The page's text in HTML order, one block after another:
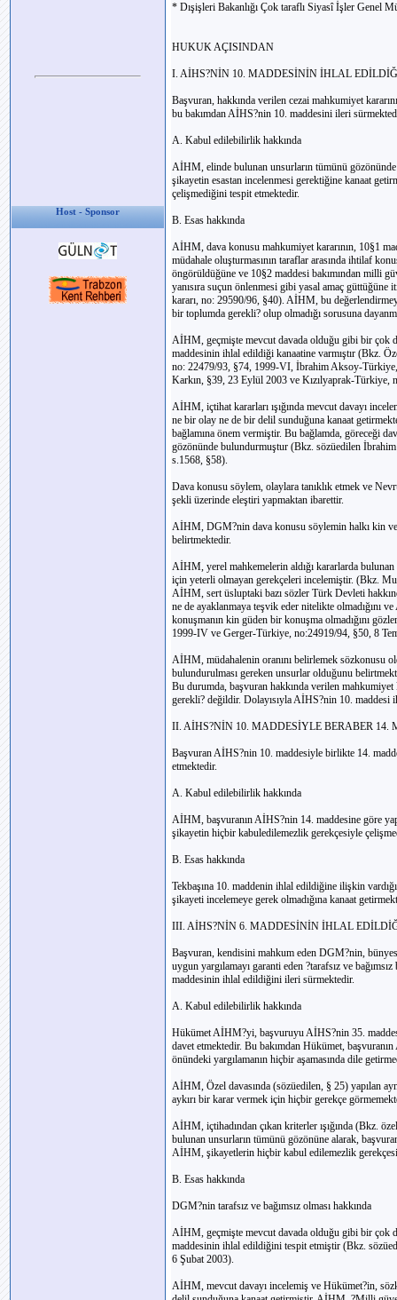
Host - Sponsor
* Dışişleri Bakanlığı Çok taraflı Siyasî İşler Genel
HUKUK AÇISINDAN
I. AİHS?NİN 10. MADDESİNİN İHLAL
Başvuran, hakkında verilen cezai mahkumiyet
bu bakımdan AİHS?nin 10. maddesini ileri
A. Kabul edilebilirlik hakkında
AİHM, elinde bulunan unsurların tümünü
şikayetin esastan incelenmesi gerektiğine kanaat
çelişmediğini tespit etmektedir.
B. Esas hakkında
AİHM, dava konusu mahkumiyet kararının, 10§1
müdahale oluşturmasının taraflar arasında ihtilaf
öngörüldüğüne ve 10§2 maddesi bakımından milli
yanısıra suçun önlenmesi gibi yasal amaç
kararı, no: 29590/96, §40). AİHM, bu
bir toplumda gerekli? olup olmadığı sorusuna
AİHM, geçmişte mevcut davada olduğu gibi bir çok
maddesinin ihlal edildiği kanaatine varmıştır (Bkz.
no: 22479/93, §74, 1999-VI, İbrahim Aksoy-
Karkın, §39, 23 Eylül 2003 ve Kızılyaprak-Türkiye,
AİHM, içtihat kararları ışığında mevcut davayı
ne bir olay ne de bir delil sunduğuna kanaat
bağlamına önem vermiştir. Bu bağlamda, göreceği
gözönünde bulundurmuştur (Bkz. sözüedilen
s.1568, §58).
Dava konusu söylem, olaylara tanıklık etmek ve
şekli üzerinde eleştiri yapmaktan ibarettir.
AİHM, DGM?nin dava konusu söylemin halkı kin
belirtmektedir.
AİHM, yerel mahkemelerin aldığı kararlarda
için yeterli olmayan gerekçeleri incelemiştir. (Bkz.
AİHM, sert üsluptaki bazı sözler Türk Devleti
ne de ayaklanmaya teşvik eder nitelikte olmadığını
konuşmanın kin güden bir konuşma olmadığını
1999-IV ve Gerger-Türkiye, no:24919/94, §50, 8
AİHM, müdahalenin oranını belirlemek sözkonusu
bulundurulması gereken unsurlar olduğunu
Bu durumda, başvuran hakkında verilen mahkumiyet
gerekli? değildir. Dolayısıyla AİHS?nin 10. maddesi
II. AİHS?NİN 10. MADDESİYLE BERABER
Başvuran AİHS?nin 10. maddesiyle birlikte 14.
etmektedir.
A. Kabul edilebilirlik hakkında
AİHM, başvuranın AİHS?nin 14. maddesine göre
şikayetin hiçbir kabuledilemezlik gerekçesiyle
B. Esas hakkında
Tekbaşına 10. maddenin ihlal edildiğine ilişkin
şikayeti incelemeye gerek olmadığına kanaat
III. AİHS?NİN 6. MADDESİNİN İHLAL
Başvuran, kendisini mahkum eden DGM?nin,
uygun yargılamayı garanti eden ?tarafsız ve
maddesinin ihlal edildiğini ileri sürmektedir.
A. Kabul edilebilirlik hakkında
Hükümet AİHM?yi, başvuruyu AİHS?nin 35.
davet etmektedir. Bu bakımdan Hükümet,
önündeki yargılamanın hiçbir aşamasında dile
AİHM, Özel davasında (sözüedilen, § 25) yapılan
aykırı bir karar vermek için hiçbir gerekçe
AİHM, içtihadından çıkan kriterler ışığında (Bkz.
bulunan unsurların tümünü gözönüne alarak,
AİHM, şikayetlerin hiçbir kabul edilemezlik
B. Esas hakkında
DGM?nin tarafsız ve bağımsız olması hakkında
AİHM, geçmişte mevcut davada olduğu gibi bir çok
maddesinin ihlal edildiğini tespit etmiştir (Bkz.
6 Şubat 2003).
AİHM, mevcut davayı incelemiş ve Hükümet?in,